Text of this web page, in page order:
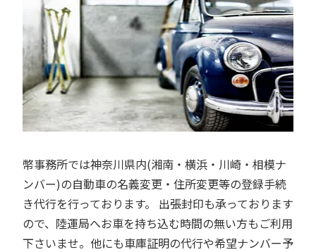
幣事務所では神奈川県内(湘南・横浜・川崎・相模ナ
ンバー)の自動車の名義変更・住所変更等の登録手続
き代行を行っております。 出張封印も承っております
ので、陸運局へお車を持ち込む時間の無い方もご利用
下さいませ。他にも車庫証明の代行や希望ナンバー予